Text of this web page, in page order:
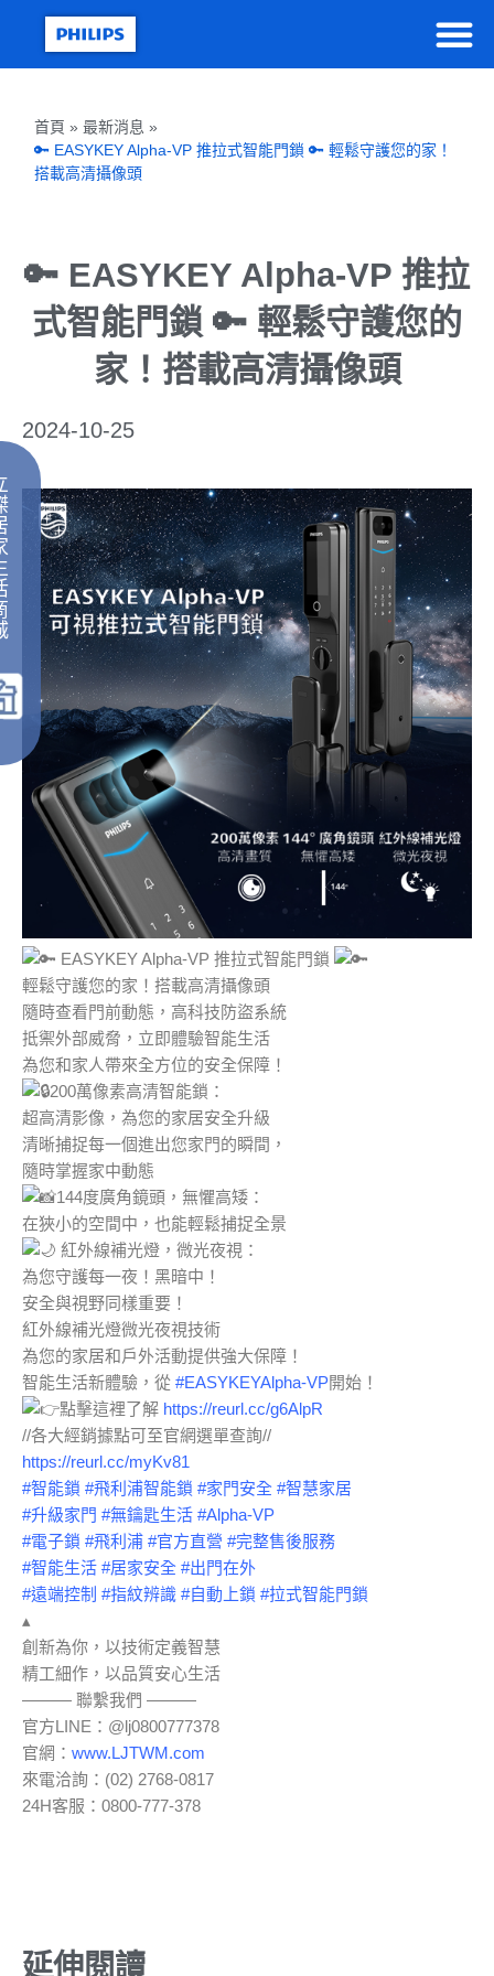
首頁 » 最新消息 »
🔑 EASYKEY Alpha-VP 推拉式智能門鎖 🔑 輕鬆守護您的家！
搭載高清攝像頭
🔑 EASYKEY Alpha-VP 推拉
式智能門鎖 🔑 輕鬆守護您的
家！搭載高清攝像頭
2024-10-25
EASYKEY Alpha-VP 推拉式智能門鎖
輕鬆守護您的家！搭載高清攝像頭
隨時查看門前動態，高科技防盜系統
抵禦外部威脅，立即體驗智能生活
為您和家人帶來全方位的安全保障！
200萬像素高清智能鎖：
超高清影像，為您的家居安全升級
清晰捕捉每一個進出您家門的瞬間，
隨時掌握家中動態
144度廣角鏡頭，無懼高矮：
在狹小的空間中，也能輕鬆捕捉全景
紅外線補光燈，微光夜視：
為您守護每一夜！黑暗中！
安全與視野同樣重要！
紅外線補光燈微光夜視技術
為您的家居和戶外活動提供強大保障！
智能生活新體驗，從 #EASYKEYAlpha-VP開始！
點擊這裡了解 https://reurl.cc/g6AlpR
//各大經銷據點可至官網選單查詢//
https://reurl.cc/myKv81
#智能鎖 #飛利浦智能鎖 #家門安全 #智慧家居
#升級家門 #無鑰匙生活 #Alpha-VP
#電子鎖 #飛利浦 #官方直營 #完整售後服務
#智能生活 #居家安全 #出門在外
#遠端控制 #指紋辨識 #自動上鎖 #拉式智能門鎖
▴
創新為你，以技術定義智慧
精工細作，以品質安心生活
——— 聯繫我們 ———
官方LINE：@lj0800777378
官網： www.LJTWM.com
來電洽詢：(02) 2768-0817
24H客服：0800-777-378
延伸閱讀